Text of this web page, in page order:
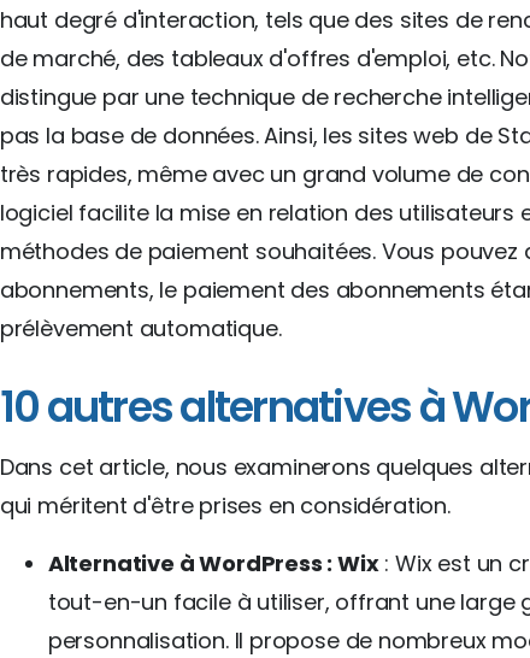
haut degré d'interaction, tels que des sites de
de marché, des tableaux d'offres d'emploi, etc.
distingue par une technique de recherche
pas la base de données. Ainsi, les sites web de
très rapides, même avec un grand volume de
logiciel facilite la mise en relation des utilisateurs
méthodes de paiement souhaitées. Vous pouvez
abonnements, le paiement des abonnements
prélèvement automatique.
10 autres alternatives à
Dans cet article, nous examinerons quelques
qui méritent d'être prises en considération.
Alternative à WordPress : Wix: Wix est un
tout-en-un facile à utiliser, offrant une large
personnalisation. Il propose de nombreux